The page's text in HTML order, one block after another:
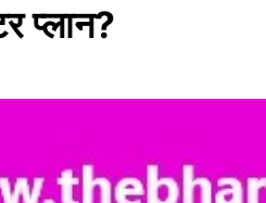
प्लान?